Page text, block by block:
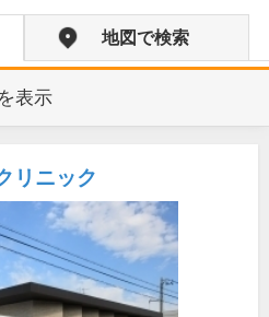
地図で検索
表示
リニック